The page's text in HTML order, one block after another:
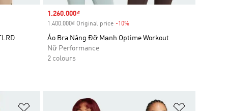
Sale price
1.260.000₫
1.400.000₫ Original price -10%Discount
Áo Bra Nâng Đỡ Mạnh Optime Workout
Nữ Performance
2 colours
Add to Wishlist